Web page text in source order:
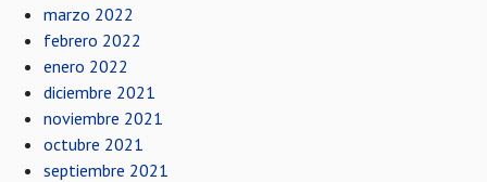
marzo 2022
febrero 2022
enero 2022
diciembre 2021
noviembre 2021
octubre 2021
septiembre 2021